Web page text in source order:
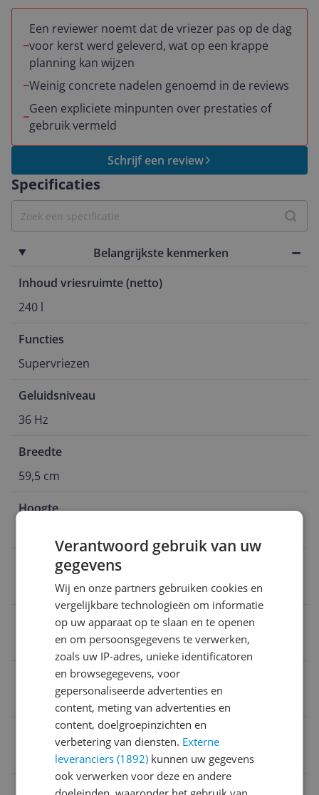
Specificaties
Belangrijkste kenmerken
Inhoud vriesruimte (netto)
240 l
Functies
Supervriezen
Geluidsniveau
36 Hz
Breedte
59,5 cm
Hoogte
Hoogte
Model vriezer
Vrieskasten
Energieklasse 2021
Een reviewer noemt dat de vriezer pas op de dag
voor kerst werd geleverd, wat op een krappe
planning kan wijzen
Weinig concrete nadelen genoemd in de reviews
Geen expliciete minpunten over prestaties of
gebruik vermeld
Schrijf een review
Verantwoord gebruik van uw
gegevens
Wij en onze partners gebruiken cookies en
vergelijkbare technologieën om informatie
op uw apparaat op te slaan en te openen
en om persoonsgegevens te verwerken,
zoals uw IP-adres, unieke identificatoren
en browsegegevens, voor
gepersonaliseerde advertenties en
content, meting van advertenties en
content, doelgroepinzichten en
verbetering van diensten. Externe
leveranciers (1892) kunnen uw gegevens
ook verwerken voor deze en andere